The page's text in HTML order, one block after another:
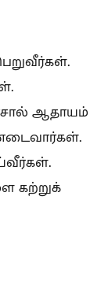
ஆதாயம்
கற்றுக்